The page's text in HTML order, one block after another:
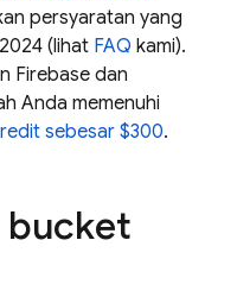
persyaratan yang
(lihat FAQ kami).
Firebase dan
Anda memenuhi
sebesar $300.
bucket